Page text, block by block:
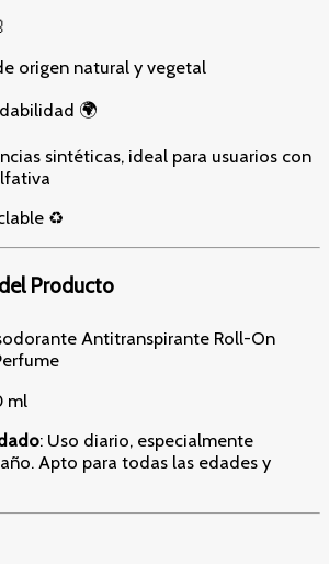
origen natural y vegetal
🌍
sintéticas, ideal para usuarios con
♻️
Producto
Antitranspirante Roll-On
ml
: Uso diario, especialmente
Apto para todas las edades y